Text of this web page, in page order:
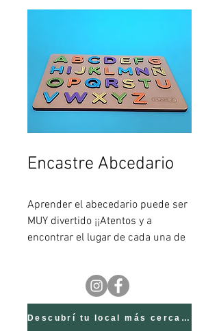
Encastre Abcedario
Aprender el abecedario puede ser
MUY divertido ¡¡Atentos y a
encontrar el lugar de cada una de
la ligereza de los juguetes de
plástico. Son juguetes con mayor
presencia. Los niños tienen que Descubrí tu local más cercano